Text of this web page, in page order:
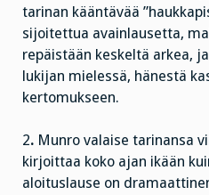
tarinan kääntävää
sijoitettua avainlausetta,
repäistään keskeltä arkea,
lukijan mielessä, hänestä
kertomukseen.
2. Munro valaise tarinansa
kirjoittaa koko ajan ikään
aloituslause on